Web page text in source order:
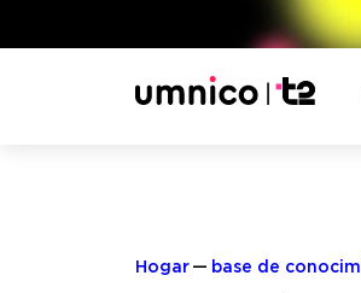
Hogar base de